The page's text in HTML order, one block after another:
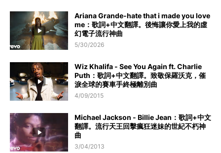
Ariana Grande-hate that i made you love
me：歌詞+中文翻譯。後悔讓你愛上我的虛
幻電子流行神曲
5/30/2026
Wiz Khalifa - See You Again ft. Charlie
Puth：歌詞+中文翻譯。致敬保羅沃克，催
淚全球的賽車手終極離別曲
4/09/2015
Michael Jackson - Billie Jean：歌詞+中文
翻譯。流行天王回擊瘋狂迷妹的世紀不朽神
曲
3/04/2013